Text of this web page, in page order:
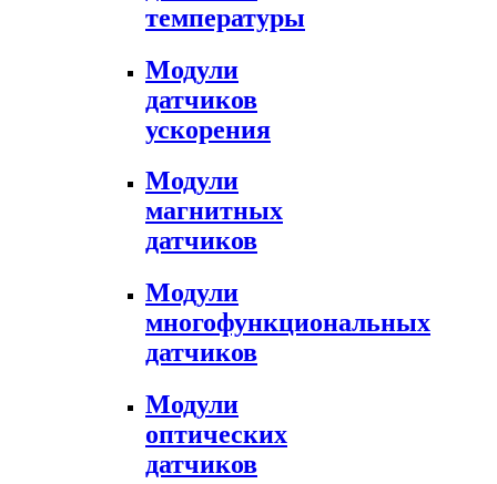
температуры
Модули
датчиков
ускорения
Модули
магнитных
датчиков
Модули
многофункциональных
датчиков
Модули
оптических
датчиков